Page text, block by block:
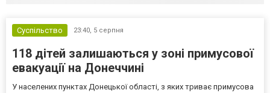
Суспільство 23:40, 5 серпня
118 дітей залишаються у зоні примусової
евакуації на Донеччині
У населених пунктах Донецької області, з яких триває примусова